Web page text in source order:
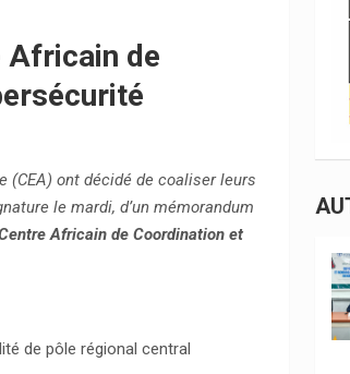
Africain de
(CEA) ont décidé de coaliser leurs
le mardi, d’un mémorandum
Africain de Coordination et
de pôle régional central